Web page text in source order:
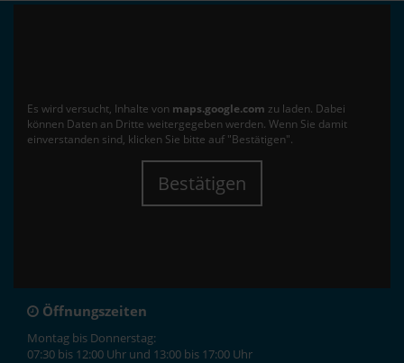
Es wird versucht, Inhalte von maps.google.com zu laden. Dabei
können Daten an Dritte weitergegeben werden. Wenn Sie damit
einverstanden sind, klicken Sie bitte auf "Bestätigen".
Bestätigen
Öffnungszeiten
Montag bis Donnerstag:
07:30 bis 12:00 Uhr und 13:00 bis 17:00 Uhr